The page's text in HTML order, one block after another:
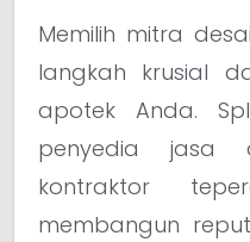
Memilih mitra
langkah krusial
apotek Anda.
penyedia jasa
kontraktor
membangun